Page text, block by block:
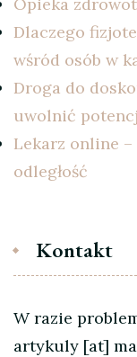
Dlaczego
wśród osób w
Droga do
uwolnić
Lekarz online
odległość
Kontakt
W razie
artykuly [at]